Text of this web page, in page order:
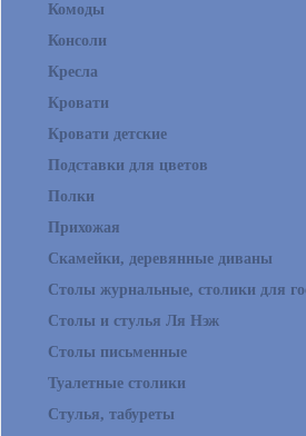
Комоды
Консоли
Кресла
Кровати
Кровати детские
Подставки для цветов
Полки
Прихожая
Скамейки, деревянные диваны
Столы журнальные, столики для
Столы и стулья Ля Нэж
Столы письменные
Туалетные столики
Стулья, табуреты